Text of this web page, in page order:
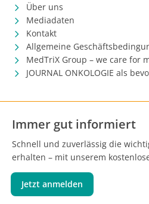
Über uns
Mediadaten
Kontakt
Allgemeine
MedTriX Group – we care for
JOURNAL ONKOLOGIE als
Immer gut informiert
Schnell und zuverlässig die
erhalten – mit unserem
Jetzt anmelden